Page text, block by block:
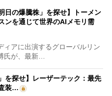
日の爆騰株」を探せ】トーメン
ンを通じて世界のAIメモリ需
アに出演するグローバルリン
氏が、最新…
を探せ】レーザーテック：最先
装…